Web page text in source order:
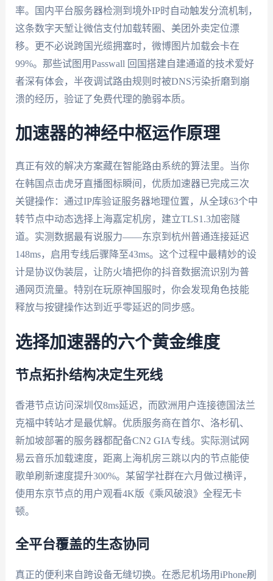
率。国内平台服务器检测到境外IP时自动触发分流机制，
这条数字天堑让微信支付加载转圈、美团外卖定位漂
移。更不必说跨国光缆拥塞时，微博图片加载会卡在
99%。那些试图用Passwall 回国搭建自建通道的技术爱好
者深有体会，半夜调试路由规则时被DNS污染折磨到崩
溃的经历，验证了免费代理的脆弱本质。
加速器的神经中枢运作原理
真正有效的解决方案藏在智能路由系统的算法里。当你
在韩国点击虎牙直播图标瞬间，优质加速器已完成三次
关键操作：通过IP库验证服务器地理位置，从全球63个中
转节点中动态选择上海嘉定机房，建立TLS1.3加密隧
道。实测数据最有说服力——东京到杭州普通连接延迟
148ms，启用专线后骤降至43ms。这个过程中最精妙的设
计是协议伪装层，让防火墙把你的抖音数据流识别为普
通网页流量。特别在玩原神国服时，你会发现角色技能
释放与按键操作达到近乎零延迟的同步感。
选择加速器的六个黄金维度
节点拓扑结构决定生死线
香港节点访问深圳仅8ms延迟，而欧洲用户连接德国法兰
克福中转站才是最优解。优质服务商在首尔、洛杉矶、
新加坡部署的服务器都配备CN2 GIA专线。实际测试网
易云音乐加载速度，距离上海机房三跳以内的节点能使
歌单刷新速度提升300%。某留学社群在六月做过横评，
使用东京节点的用户观看4K版《乘风破浪》全程无卡
顿。
全平台覆盖的生态协同
真正的便利来自跨设备无缝切换。在悉尼机场用iPhone刷